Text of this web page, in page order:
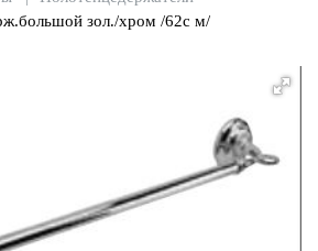
зол./хром /62с м/